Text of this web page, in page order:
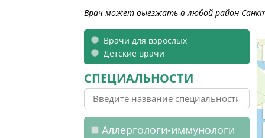
Врач может выезжать в любой район
Врачи для взрослых
Детские врачи
СПЕЦИАЛЬНОСТИ
Аллергологи-иммунологи